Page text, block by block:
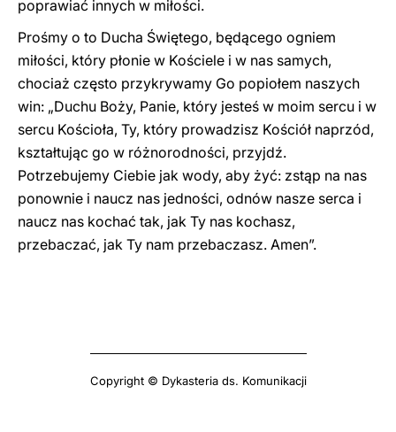
poprawiać innych w miłości.
Prośmy o to Ducha Świętego, będącego ogniem
miłości, który płonie w Kościele i w nas samych,
chociaż często przykrywamy Go popiołem naszych
win: „Duchu Boży, Panie, który jesteś w moim sercu i w
sercu Kościoła, Ty, który prowadzisz Kościół naprzód,
kształtując go w różnorodności, przyjdź.
Potrzebujemy Ciebie jak wody, aby żyć: zstąp na nas
ponownie i naucz nas jedności, odnów nasze serca i
naucz nas kochać tak, jak Ty nas kochasz,
przebaczać, jak Ty nam przebaczasz. Amen”.
Copyright © Dykasteria ds. Komunikacji